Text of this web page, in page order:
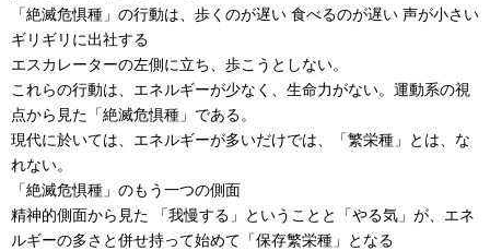
「絶滅危惧種」の行動は、歩くのが遅い 食べるのが遅い 声が小さい
ギリギリに出社する
エスカレーターの左側に立ち、歩こうとしない。
これらの行動は、エネルギーが少なく、生命力がない。運動系の視
点から見た「絶滅危惧種」である。
現代に於いては、エネルギーが多いだけでは、「繁栄種」とは、な
れない。
「絶滅危惧種」のもう一つの側面
精神的側面から見た 「我慢する」ということと「やる気」が、エネ
ルギーの多さと併せ持って始めて「保存繁栄種」となる